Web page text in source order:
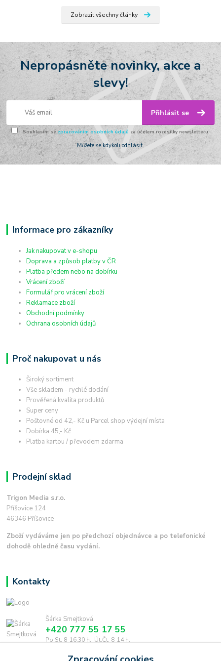
Zobrazit všechny články
Nepropásněte novinky, akce a
slevy!
Přihlásit se
Souhlasím se zpracováním osobních údajů za účelem rozesílky newsletteru.
Můžete se kdykoli odhlásit.
Informace pro zákazníky
Jak nakupovat v e-shopu
Doprava a způsob platby v ČR
Platba předem nebo na dobírku
Vrácení zboží
Formulář pro vrácení zboží
Reklamace zboží
Obchodní podmínky
Ochrana osobních údajů
Proč nakupovat u nás
Široký sortiment
Vše skladem - rychlé dodání
Prověřená kvalita produktů
Super ceny
Poštovné od 42,- Kč u Parcel shop výdejní místa
Dobírka 45,- Kč
Platba kartou / převodem zdarma
Prodejní sklad
Trigon Media s.r.o.
Příšovice 124
46346 Příšovice
Zboží vydáváme jen po předchozí objednávce a po telefonické
dohodě ohledně času vydání.
Kontakty
Šárka Smejtková
+420 777 55 17 55
Po,St: 8-16.30 h., Út,Čt: 8-14 h.
smejtkova@trigonmedia.cz